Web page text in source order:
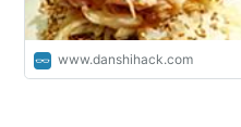
www.danshihack.com